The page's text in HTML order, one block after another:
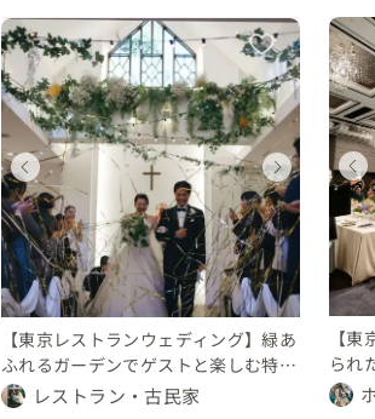
ウェディング
東京都
450 〜 500 万円
【東京レストランウェディング】緑あ
ふれるガーデンでゲストと楽しむ特別
な一日レストラン・古民家
ウェディング
東京都
1000 〜 万円
【
られ
式
ウェディング
東京都
250 〜 300 万円